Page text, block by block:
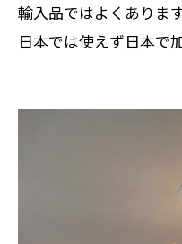
輸入品ではよくありま
日本では使えず日本で